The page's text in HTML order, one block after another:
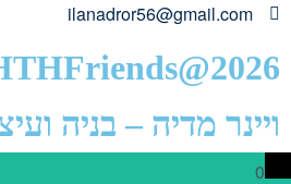
ilanadror56@gmail.com
ויינר מדיה – בניה
0